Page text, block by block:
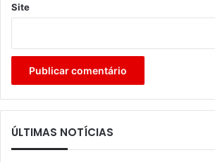
Site
ÚLTIMAS NOTÍCIAS